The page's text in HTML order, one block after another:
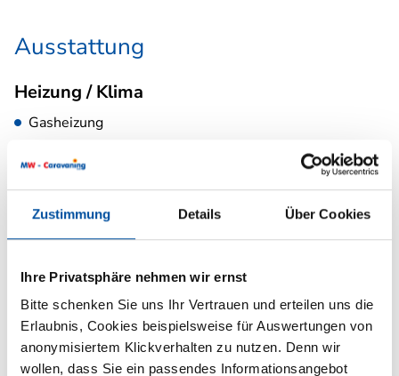
Zustimmung Details Über Cookies
Ihre Privatsphäre nehmen wir ernst
Bitte schenken Sie uns Ihr Vertrauen und erteilen uns die
Erlaubnis, Cookies beispielsweise für Auswertungen von
anonymisiertem Klickverhalten zu nutzen. Denn wir
wollen, dass Sie ein passendes Informationsangebot
Ausstattung
Heizung / Klima
Gasheizung
Grundrissbeschreibung